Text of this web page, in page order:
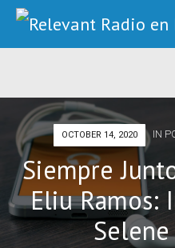
OCTOBER 14, 2020 IN
Siempre
Eliu Ramos:
Selene